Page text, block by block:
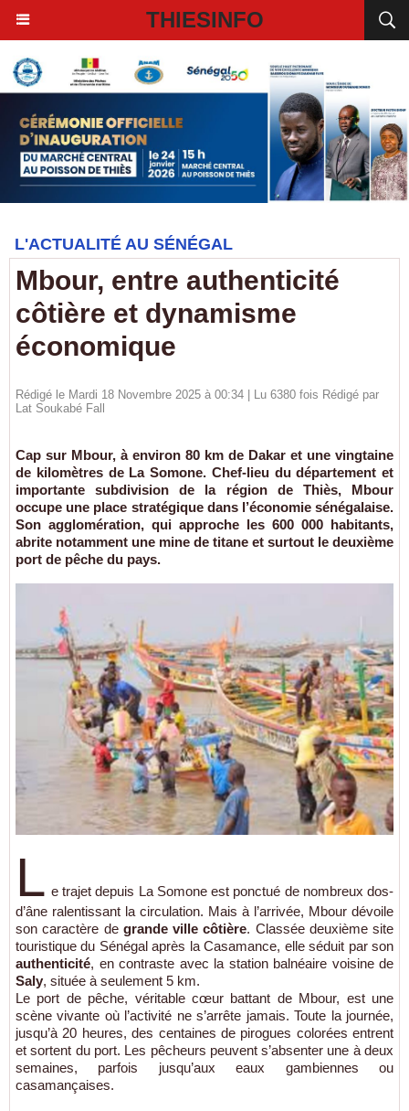
THIESINFO
L'ACTUALITÉ AU SÉNÉGAL
Mbour, entre authenticité
côtière et dynamisme
économique
Rédigé le Mardi 18 Novembre 2025 à 00:34 | Lu 6380 fois Rédigé par
Lat Soukabé Fall
Cap sur Mbour, à environ 80 km de Dakar et une vingtaine
de kilomètres de La Somone. Chef-lieu du département et
importante subdivision de la région de Thiès, Mbour
occupe une place stratégique dans l’économie sénégalaise.
Son agglomération, qui approche les 600 000 habitants,
abrite notamment une mine de titane et surtout le deuxième
port de pêche du pays.
L e trajet depuis La Somone est ponctué de nombreux dos-
d’âne ralentissant la circulation. Mais à l’arrivée, Mbour dévoile
son caractère de grande ville côtière. Classée deuxième site
touristique du Sénégal après la Casamance, elle séduit par son
authenticité, en contraste avec la station balnéaire voisine de
Saly, située à seulement 5 km.
Le port de pêche, véritable cœur battant de Mbour, est une
scène vivante où l’activité ne s’arrête jamais. Toute la journée,
jusqu’à 20 heures, des centaines de pirogues colorées entrent
et sortent du port. Les pêcheurs peuvent s’absenter une à deux
semaines, parfois jusqu’aux eaux gambiennes ou
casamançaises.